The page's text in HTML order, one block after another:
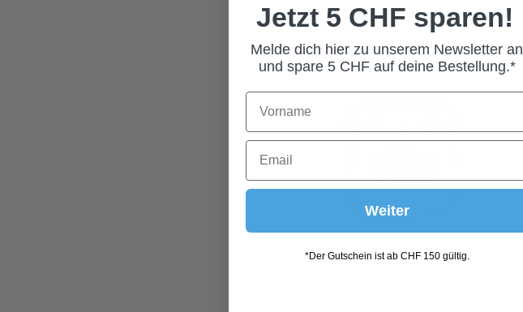
Jetzt 5 CHF sparen!
Melde dich hier zu unserem Newsletter an
und spare 5 CHF auf deine Bestellung.*
Weiter
*Der Gutschein ist ab CHF 150 gültig.